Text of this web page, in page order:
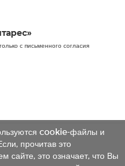
cookie-файлы и
прочитав это
сайте, это означает, что Вы
с письменного согласия